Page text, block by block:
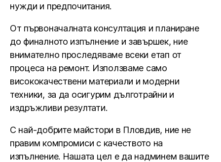
нужди и предпочитания.
От първоначалната консултация и планиране
до финалното изпълнение и завършек, ние
внимателно проследяваме всеки етап от
процеса на ремонт. Използваме само
висококачествени материали и модерни
техники, за да осигурим дълготрайни и
издръжливи резултати.
С най-добрите майстори в Пловдив, ние не
правим компромиси с качеството на
изпълнение. Нашата цел е да надминем вашите